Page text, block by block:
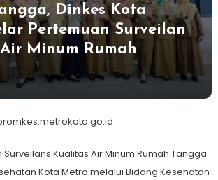
Dinkes Kota
Pertemuan Surveilan
Minum Rumah
Kualitas Air Minum Rumah Tangga
Kota Metro melalui Bidang Kesehatan